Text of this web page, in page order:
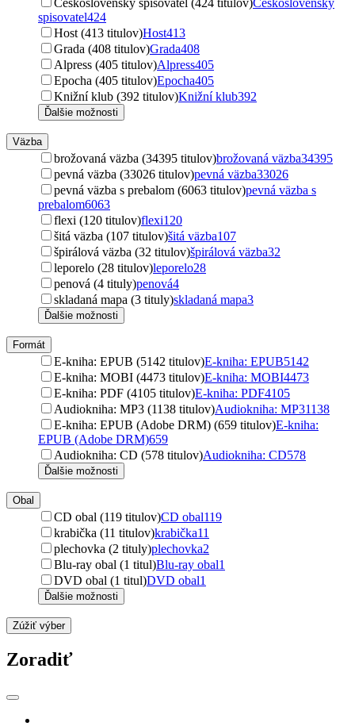
spisovatel424
Host (413 titulov)Host413
Grada (408 titulov)Grada408
Alpress (405 titulov)Alpress405
Epocha (405 titulov)Epocha405
Knižní klub (392 titulov)Knižní klub392
Ďalšie možnosti
Väzba
brožovaná väzba (34395 titulov)brožovaná väzba34395
pevná väzba (33026 titulov)pevná väzba33026
pevná väzba s prebalom (6063 titulov)pevná väzba s
prebalom6063
flexi (120 titulov)flexi120
šitá väzba (107 titulov)šitá väzba107
špirálová väzba (32 titulov)špirálová väzba32
leporelo (28 titulov)leporelo28
penová (4 tituly)penová4
skladaná mapa (3 tituly)skladaná mapa3
Ďalšie možnosti
Formát
E-kniha: EPUB (5142 titulov)E-kniha: EPUB5142
E-kniha: MOBI (4473 titulov)E-kniha: MOBI4473
E-kniha: PDF (4105 titulov)E-kniha: PDF4105
Audiokniha: MP3 (1138 titulov)Audiokniha: MP31138
E-kniha: EPUB (Adobe DRM) (659 titulov)E-kniha:
EPUB (Adobe DRM)659
Audiokniha: CD (578 titulov)Audiokniha: CD578
Ďalšie možnosti
Obal
CD obal (119 titulov)CD obal119
krabička (11 titulov)krabička11
plechovka (2 tituly)plechovka2
Blu-ray obal (1 titul)Blu-ray obal1
DVD obal (1 titul)DVD obal1
Ďalšie možnosti
Zúžiť výber
Zoradiť